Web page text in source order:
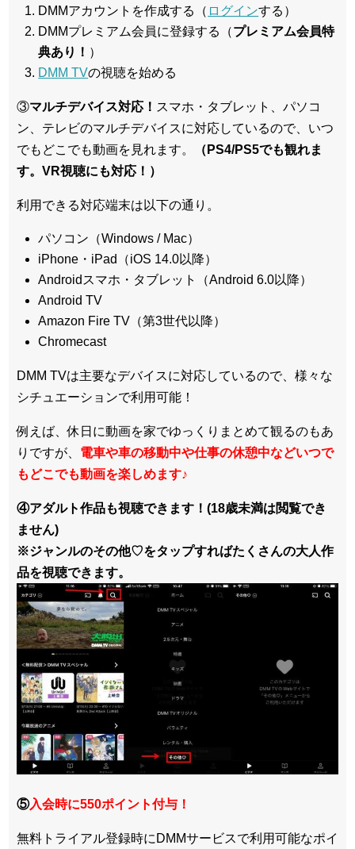
DMMアカウントを作成する（ ログインする）
DMMプレミアム会員に登録する（プレミアム会員特
典あり！ ）
DMM TVの視聴を始める
③マルチデバイス対応！ スマホ・タブレット、パソコ
ン、テレビのマルチデバイスに対応しているので、いつ
でもどこでも動画を見れます。
（PS4/PS5でも観れま
す。VR視聴にも対応！）
利用できる対応端末は以下の通り。
パソコン（Windows / Mac）
iPhone・iPad（iOS 14.0以降）
Androidスマホ・タブレット（Android 6.0以降）
Android TV
Amazon Fire TV（第3世代以降）
Chromecast
DMM TVは主要なデバイスに対応しているので、 様々な
シチュエーションで利用可能！
例えば、休日に動画を家でゆっくりまとめて観るのもあ
りですが、 電車や車の移動中や仕事の休憩中などいつで
もどこでも動画を楽しめます♪
④アダルト作品も視聴できます！(18歳未満は閲覧でき
ません)
※ジャンルのその他♡をタップすればたくさんの大人作
品を視聴できます。
⑤入会時に550ポイント付与！
無料トライアル登録時にDMMサービスで利用可能なポイ